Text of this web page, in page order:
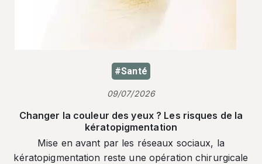
#Santé
09/07/2026
Changer la couleur des yeux ? Les risques de la
kératopigmentation
Mise en avant par les réseaux sociaux, la
kératopigmentation reste une opération chirurgicale